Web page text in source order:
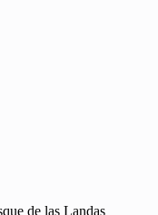
de las Landas